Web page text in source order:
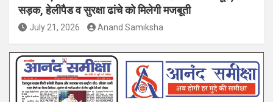
सड़क, हेलीपैड व सुरक्षा ढांचे को मिलेगी मजबूती
July 21, 2026 Anand Samiksha